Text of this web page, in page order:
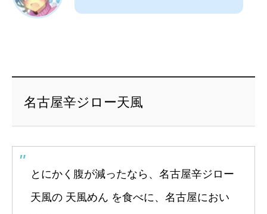
名古屋辛ジロー天風
とにかく腹が減ったなら、名古屋辛ジロー
天風の 天風めん を食べに、名古屋におい